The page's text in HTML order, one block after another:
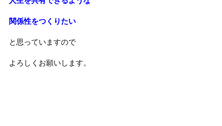
関係性をつくりたい
と思っていますので
よろしくお願いします。